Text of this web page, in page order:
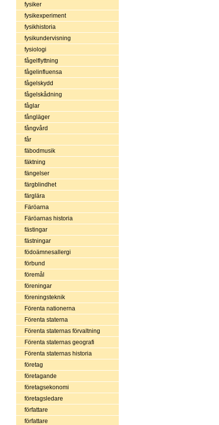
fysiker
fysikexperiment
fysikhistoria
fysikundervisning
fysiologi
fågelflyttning
fågelinfluensa
fågelskydd
fågelskådning
fåglar
fångläger
fångvård
får
fäbodmusik
fäktning
fängelser
färgblindhet
färglära
Färöarna
Färöarnas historia
fästingar
fästningar
födoämnesallergi
förbund
föremål
föreningar
föreningsteknik
Förenta nationerna
Förenta staterna
Förenta staternas förvaltning
Förenta staternas geografi
Förenta staternas historia
företag
företagande
företagsekonomi
företagsledare
författare
författare